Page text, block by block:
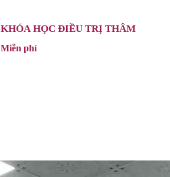
KHÓA HỌC ĐIỀU TRỊ THÂM
Miễn phí